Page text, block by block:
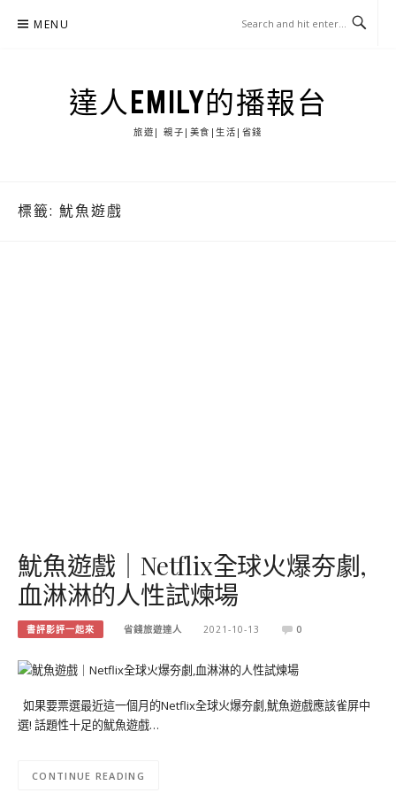
MENU
達人EMILY的播報台
旅遊| 親子|美食|生活|省錢
標籤: 魷魚遊戲
魷魚遊戲｜Netflix全球火爆夯劇,
血淋淋的人性試煉場
書評影評一起來 省錢旅遊達人 2021-10-13 0
如果要票選最近這一個月的Netflix全球火爆夯劇,魷魚遊戲應該雀屏中
選! 話題性十足的魷魚遊戲…
CONTINUE READING